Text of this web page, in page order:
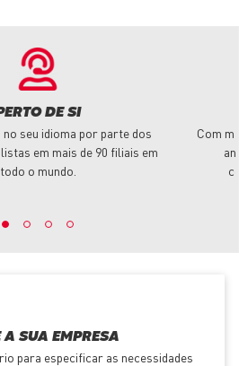
DE SI
no seu idioma por parte dos
em mais de 90 filiais em
todo o mundo.
Com
A SUA EMPRESA
para especificar as necessidades